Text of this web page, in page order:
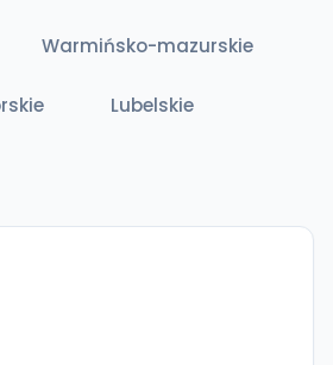
Warmińsko-mazurskie
Lubelskie